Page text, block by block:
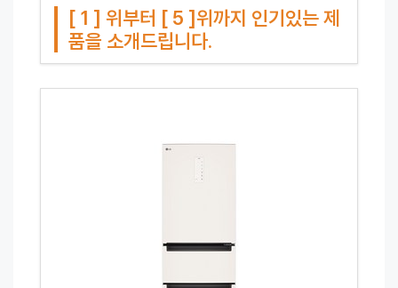
[ 1 ] 위부터 [ 5 ]위까지 인기있는 제
품을 소개드립니다.